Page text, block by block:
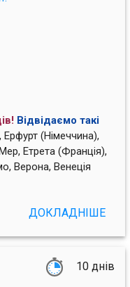
Відвідаємо такі
(Німеччина),
Етрета (Франція),
Верона, Венеція
ДОКЛАДНІШЕ
10 днів